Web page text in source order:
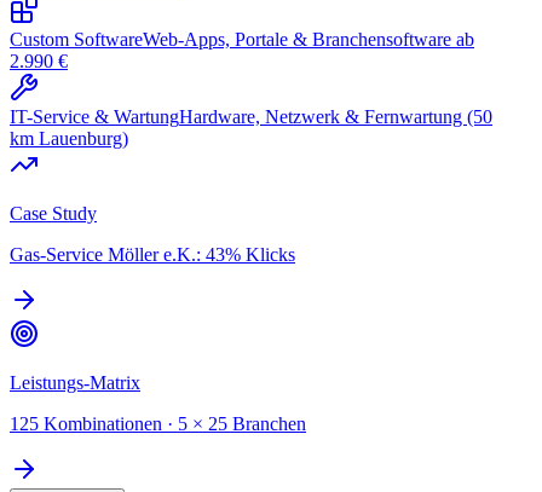
Custom SoftwareWeb-Apps, Portale & Branchensoftware ab
2.990 €
IT-Service & WartungHardware, Netzwerk & Fernwartung (50
km Lauenburg)
Case Study
Gas-Service Möller e.K.: 43% Klicks
Leistungs-Matrix
125 Kombinationen · 5 × 25 Branchen